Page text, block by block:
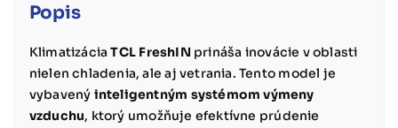
Popis
KlimatizáciaTCL FreshIN prináša inovácie v oblasti
nielen chladenia, ale aj vetrania. Tento model je
vybavený inteligentným systémom výmeny
vzduchu, ktorý umožňuje efektívne prúdenie